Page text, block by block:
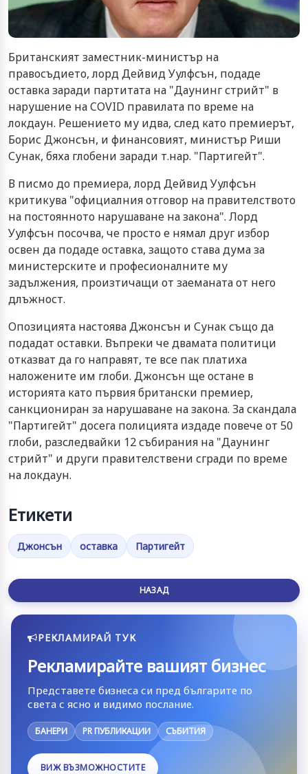
Британският заместник-министър на
правосъдието, лорд Дейвид Уулфсън, подаде
оставка заради партитата на "Даунинг стрийт" в
нарушение на COVID правилата по време на
локдаун. Решението му идва, след като премиерът,
Борис Джонсън, и финансовият, министър Риши
Сунак, бяха глобени заради т.нар. "Партигейт".
В писмо до премиера, лорд Дейвид Уулфсън
критикува "официалния отговор на правителството
на постоянното нарушаване на закона". Лорд
Уулфсън посочва, че просто е нямал друг избор
освен да подаде оставка, защото става дума за
министерските и професионалните му
задължения, произтичащи от заеманата от него
длъжност.
Опозицията настоява Джонсън и Сунак също да
подадат оставки. Въпреки че двамата политици
отказват да го направят, те все пак платиха
наложените им глоби. Джонсън ще остане в
историята като първия британски премиер,
санкциониран за нарушаване на закона. За скандала
"Партигейт" досега полицията издаде повече от 50
глоби, разследвайки 12 събирания на "Даунинг
стрийт" и други правителствени сгради по време
на локдаун.
Етикети
Джонсън оставка Партигейт
НАЗАД
РЕКЛАМИРАЙ ТУК
Рекламирайте вашият бизнес
Представете бизнеса си пред българите по
света с ясно и видимо послание.
БАНЕРИ PR ПУБЛИКАЦИИ СЪБИТИЯ
ВИЖ ВЪЗМОЖНОСТИТЕ